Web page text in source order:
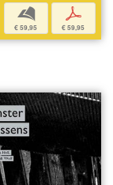
b
€ 59,95
p
€ 59,95